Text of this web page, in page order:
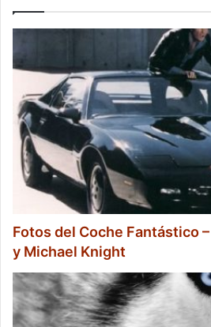
Fotos del Coche Fantástico
y Michael Knight